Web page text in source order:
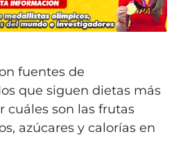
fuentes de
que siguen dietas más
cuáles son las frutas
azúcares y calorías en